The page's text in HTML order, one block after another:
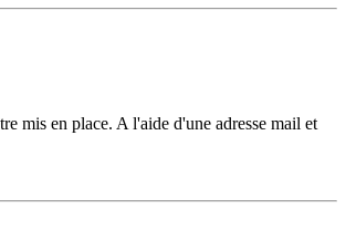
mis en place. A l'aide d'une adresse mail et